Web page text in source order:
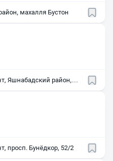
махалля Бустон
Яшнабадский район,
просп. Бунёдкор, 52/2